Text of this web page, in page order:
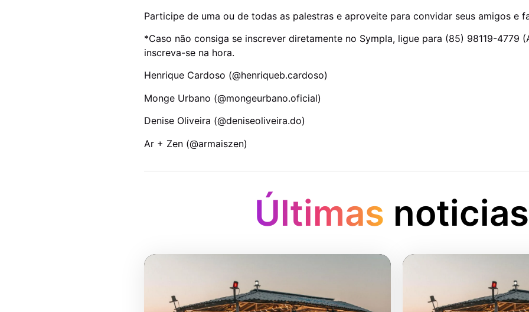
Participe de uma ou de todas as palestras e aproveite para convidar seus amigos e
*Caso não consiga se inscrever diretamente no Sympla, ligue para (85) 98119-4779
inscreva-se na hora.
Henrique Cardoso (@henriqueb.cardoso)
Monge Urbano (@mongeurbano.oficial)
Denise Oliveira (@deniseoliveira.do)
Ar + Zen (@armaiszen)
Últimas